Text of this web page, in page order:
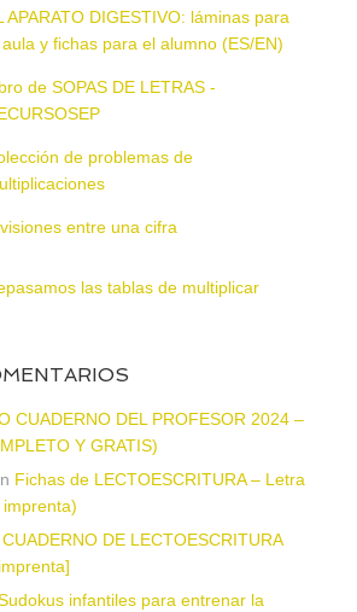
APARATO DIGESTIVO: láminas para
y fichas para el alumno (ES/EN)
de SOPAS DE LETRAS -
de problemas de
entre una cifra
las tablas de multiplicar
CUADERNO DEL PROFESOR 2024 –
Y GRATIS)
Fichas de LECTOESCRITURA – Letra
DE LECTOESCRITURA
infantiles para entrenar la